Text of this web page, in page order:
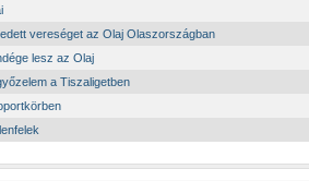
vereséget az Olaj Olaszországban
lesz az Olaj
a Tiszaligetben